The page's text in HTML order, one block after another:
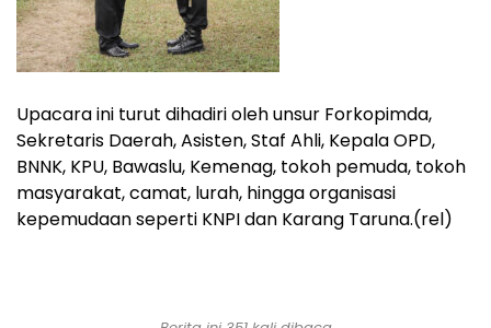
Upacara ini turut dihadiri oleh unsur Forkopimda,
Sekretaris Daerah, Asisten, Staf Ahli, Kepala OPD,
BNNK, KPU, Bawaslu, Kemenag, tokoh pemuda, tokoh
masyarakat, camat, lurah, hingga organisasi
kepemudaan seperti KNPI dan Karang Taruna.(rel)